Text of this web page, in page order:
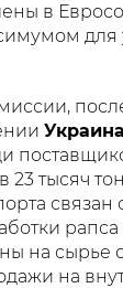
в
для
23 тысяч
на сырье
на